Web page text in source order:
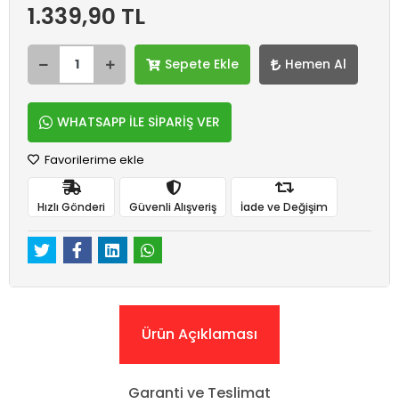
1.339,90 TL
Sepete Ekle Hemen Al
WHATSAPP İLE SİPARİŞ VER
Favorilerime ekle
Hızlı Gönderi Güvenli Alışveriş İade ve Değişim
Ürün Açıklaması
Garanti ve Teslimat